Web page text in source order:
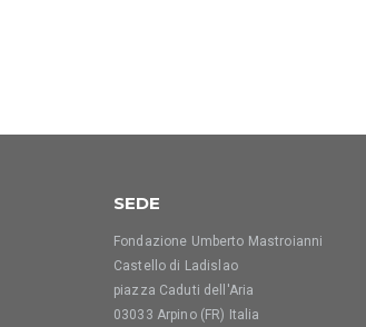
SEDE
Fondazione Umberto Mastroianni
Castello di Ladislao
piazza Caduti dell'Aria
03033 Arpino (FR) Italia